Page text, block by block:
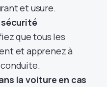
et usure.
que tous les
et apprenez à
la voiture en cas